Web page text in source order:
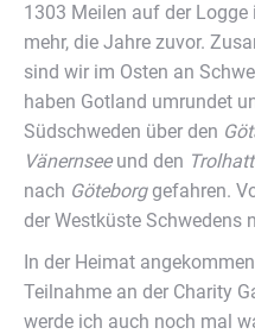
1303 Meilen auf der
mehr, die Jahre zuvor.
sind wir im Osten an
haben Gotland umrundet
Südschweden über den
Vänernseeund den
nach Göteborggefahren.
der Westküste Schwedens
In der Heimat
Teilnahme an der Charity
werde ich auch noch mal